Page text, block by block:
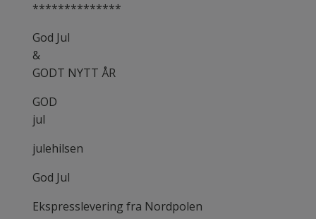
**************
God Jul
&
GODT NYTT ÅR
GOD
jul
julehilsen
God Jul
Ekspresslevering fra Nordpolen